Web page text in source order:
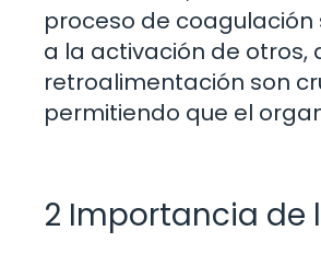
proceso de
a la activación de
retroalimentación son
permitiendo que el
2 Importancia de